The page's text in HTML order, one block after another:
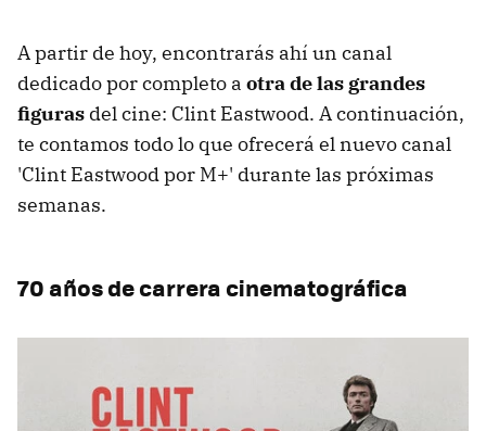
A partir de hoy, encontrarás ahí un canal
dedicado por completo a otra de las grandes
figuras del cine: Clint Eastwood. A continuación,
te contamos todo lo que ofrecerá el nuevo canal
'Clint Eastwood por M+' durante las próximas
semanas.
70 años de carrera cinematográfica